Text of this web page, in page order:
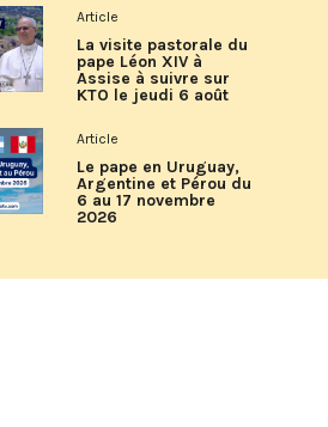
Article
La visite pastorale du
pape Léon XIV à
Assise à suivre sur
KTO le jeudi 6 août
Article
Le pape en Uruguay,
Argentine et Pérou du
6 au 17 novembre
2026